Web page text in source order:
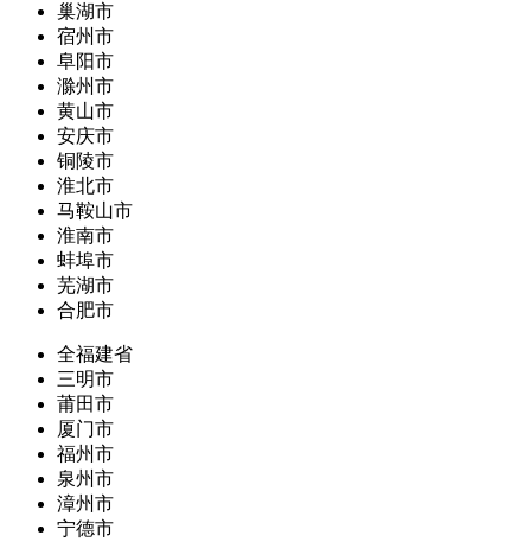
巢湖市
宿州市
阜阳市
滁州市
黄山市
安庆市
铜陵市
淮北市
马鞍山市
淮南市
蚌埠市
芜湖市
合肥市
全福建省
三明市
莆田市
厦门市
福州市
泉州市
漳州市
宁德市